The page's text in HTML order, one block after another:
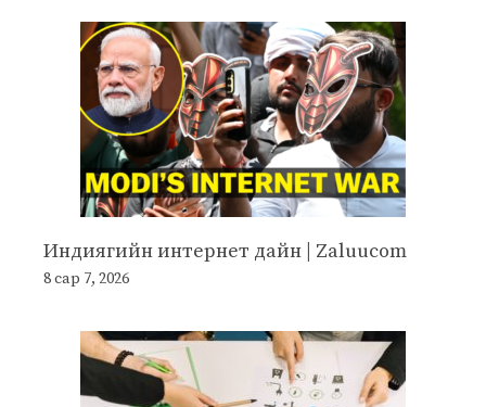
Индиягийн интернет дайн | Zaluucom
8 сар 7, 2026